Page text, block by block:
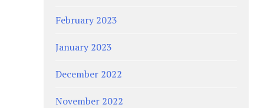
February 2023
January 2023
December 2022
November 2022